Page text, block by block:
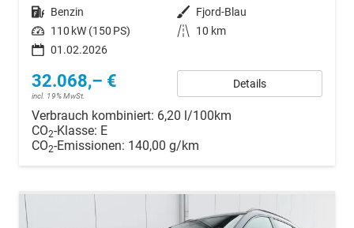
Kraftstoff Benzin Außenfarbe Fjord-Blau
Leistung 110 kW (150 PS) Kilometerstand
10 km
01.02.2026
32.068,– €
incl. 19% MwSt.
Details
Verbrauch kombiniert: 6,20 l/100km
CO2-Klasse: E
CO2-Emissionen: 140,00 g/km